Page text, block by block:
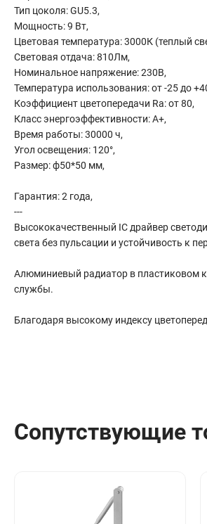
Сантехника
Канализация
Соединители сантехнические
Таймеры подачи воды
Водонагреватели
Тройники сантехнические
Тип цоколя: GU5.3,
Мощность: 9 Вт,
Цветовая температура: 3000К (теплый
Световая отдача: 810Лм,
Номинальное напряжение: 230В,
Температура использования: от -25 до
Коэффициент цветопередачи Ra: от 80,
Класс энергоэффективности: А+,
Время работы: 30000 ч,
Угол освещения: 120°,
Размер: ф50*50 мм,
Гарантия: 2 года,
---
Высококачественный IC драйвер
света без пульсации и устойчивость к
Алюминиевый радиатор в пластиковом
службы.
Благодаря высокому индексу
Сопутствующие